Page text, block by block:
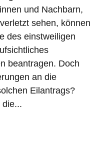
und Nachbarn,
sehen, können
des einstweiligen
beantragen. Doch
an die
Eilantrags?
die...